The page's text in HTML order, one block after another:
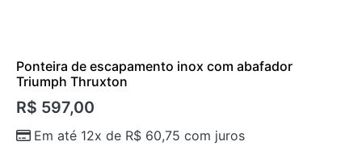
Ponteira de escapamento inox com abafador
Triumph Thruxton
R$ 597,00
Em até 12x de R$ 60,75 com juros